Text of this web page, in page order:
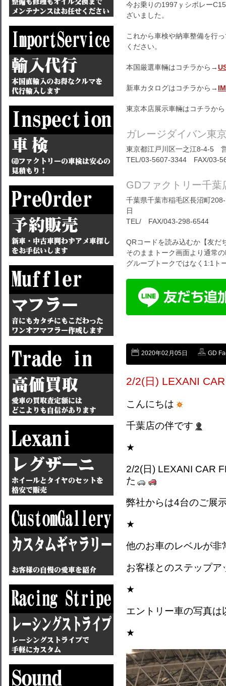
今お乗りの1997ｙシボレー
ざいました。
これから車検や納車整備を行
ください。
本国厳選車輛はコチラから→
新車カタログはコチラから→
東京本店展示車輛はコチラか
ガレージダイバン東
東京都江戸川区一之江8-4-5
TEL/03-5607-3344 FAX/03-
GDファクトリー千葉
千葉県千葉市稲毛区長沼町
日
TEL/ FAX/043-298-6544
QRコードを読み込むか【友だ
そのままトーク画面より通常
グループトークではなく1:1ト
2020年02月05日 GD
2/2(日) LEXANI
こんにちは
千葉店の伴です
★
2/2(日) LEXANI CAR
た
弊社からは4台のご展
★
他のお車のレベルが非
お客様とのステップ
★
エントリー車の写真は
★